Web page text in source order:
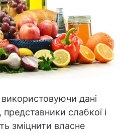
дані
представники слабкої і
зміцнити власне